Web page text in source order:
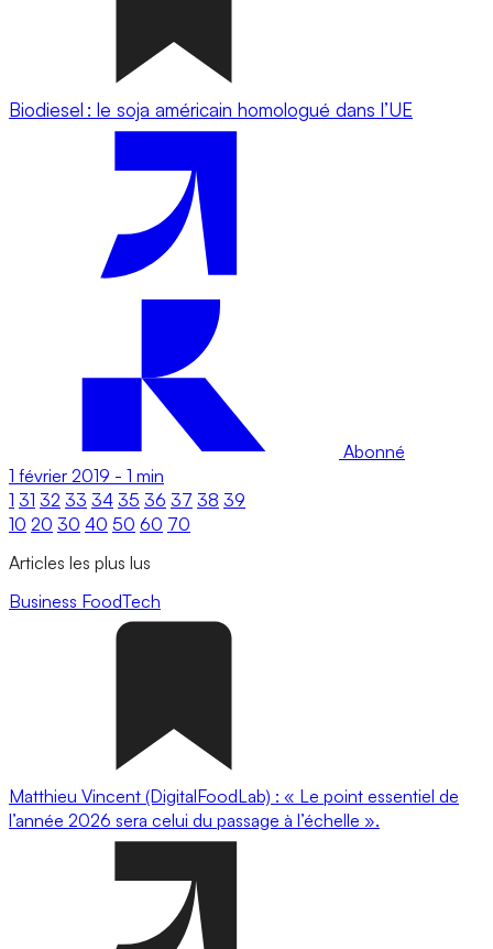
Biodiesel : le soja américain homologué dans l’UE
Abonné
1 février 2019 - 1 min
1 31 32 33 34 35 36 37 38 39
10 20 30 40 50 60 70
Articles les plus lus
Business FoodTech
Matthieu Vincent (DigitalFoodLab) : « Le point essentiel de
l’année 2026 sera celui du passage à l’échelle ».